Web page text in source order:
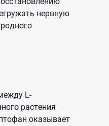
нервную
L-
растения
оказывает